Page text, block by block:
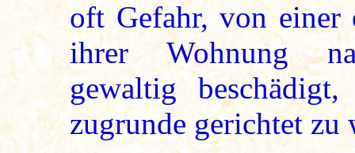
oft Gefahr, von einer
ihrer Wohnung
gewaltig
zugrunde gerichtet zu